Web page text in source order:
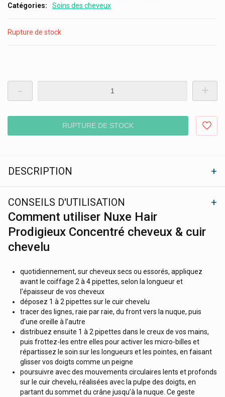
Catégories
Soins des cheveux
Rupture de stock
- +
RUPTURE DE STOCK
DESCRIPTION
CONSEILS D'UTILISATION
Comment utiliser Nuxe Hair
Prodigieux Concentré cheveux & cuir
chevelu
quotidiennement, sur cheveux secs ou essorés, appliquez
avant le coiffage 2 à 4 pipettes, selon la longueur et
l'épaisseur de vos cheveux
déposez 1 à 2 pipettes sur le cuir chevelu
tracer des lignes, raie par raie, du front vers la nuque, puis
d’une oreille à l’autre
distribuez ensuite 1 à 2 pipettes dans le creux de vos mains,
puis frottez-les entre elles pour activer les micro-billes et
répartissez le soin sur les longueurs et les pointes, en faisant
glisser vos doigts comme un peigne
poursuivre avec des mouvements circulaires lents et profonds
sur le cuir chevelu, réalisées avec la pulpe des doigts, en
partant du sommet du crâne jusqu’à la nuque. Ce geste